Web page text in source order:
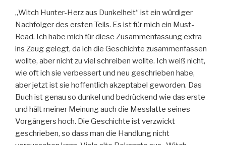
„Witch Hunter-Herz aus Dunkelheit“ ist ein würdiger
Nachfolger des ersten Teils. Es ist für mich ein Must-
Read. Ich habe mich für diese Zusammenfassung extra
ins Zeug gelegt, da ich die Geschichte zusammenfassen
wollte, aber nicht zu viel schreiben wollte. Ich weiß nicht,
wie oft ich sie verbessert und neu geschrieben habe,
aber jetzt ist sie hoffentlich akzeptabel geworden. Das
Buch ist genau so dunkel und bedrückend wie das erste
und hält meiner Meinung auch die Messlatte seines
Vorgängers hoch. Die Geschichte ist verzwickt
geschrieben, so dass man die Handlung nicht